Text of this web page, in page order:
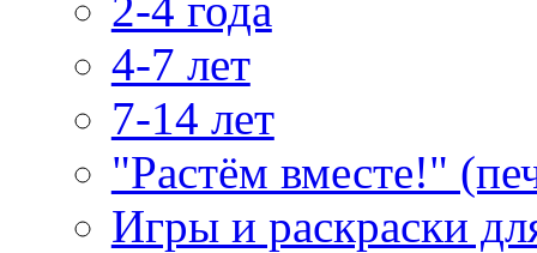
4-7 лет
7-14 лет
"Растём вместе!"
Игры и раскраски